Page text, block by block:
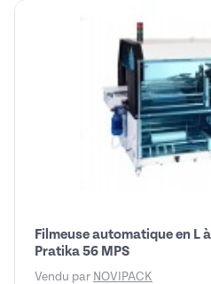
Filmeuse automatique en L
Pratika 56 MPS
Vendu par NOVIPACK